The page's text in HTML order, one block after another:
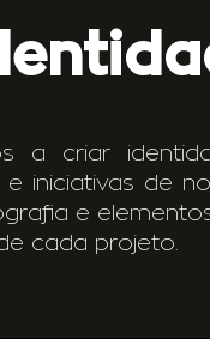
a criar
e iniciativas de
e
cada projeto.